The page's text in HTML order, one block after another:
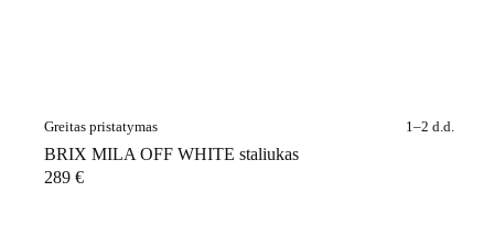
Greitas pristatymas 1–2 d.d.
BRIX MILA OFF WHITE staliukas
289 €